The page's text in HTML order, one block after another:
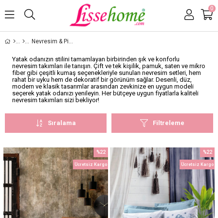
0
Nevresim & Pike Takımları
Yatak odanızın stilini tamamlayan birbirinden şık ve konforlu
nevresim takımları ile tanışın. Çift ve tek kişilik, pamuk, saten ve mikro
fiber gibi çeşitli kumaş seçenekleriyle sunulan nevresim setleri, hem
rahat bir uyku hem de dekoratif bir görünüm sağlar. Desenli, düz,
modern ve klasik tasarımlar arasından zevkinize en uygun modeli
seçerek yatak odanızı yenileyin. Her bütçeye uygun fiyatlarla kaliteli
nevresim takımları sizi bekliyor!
Filtreleme
Sıralama
%22
İndirim
%22İndirim
Ücretsiz Kargo
%22
İndirim
Ücretsiz Kargo